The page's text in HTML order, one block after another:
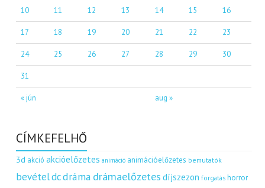
« jún aug »
10 11 12 13 14 15 16
17 18 19 20 21 22 23
24 25 26 27 28 29 30
31
CÍMKEFELHŐ
3d akció akcióelőzetes animáció animációelőzetes bemutatók
bevételdcdráma drámaelőzetes díjszezon forgatás horror